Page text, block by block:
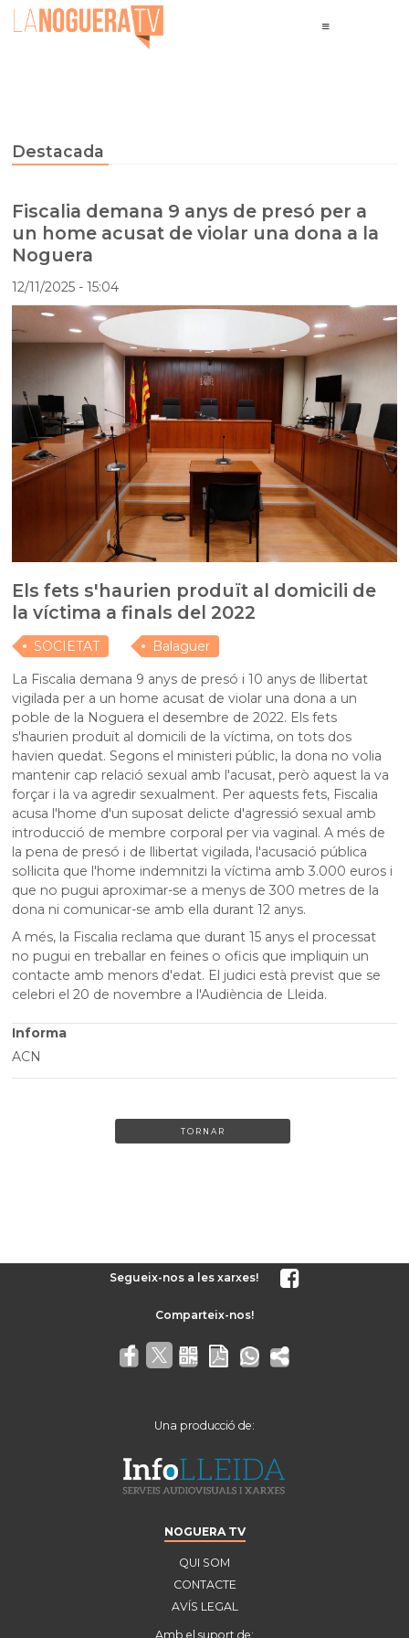
Destacada
Fiscalia demana 9 anys de presó per a
un home acusat de violar una dona a la
Noguera
12/11/2025- 15:04
Els fets s'haurien produït al domicili de
la víctima a finals del 2022
SOCIETAT
Balaguer
La Fiscalia demana 9 anys de presó i 10 anys de llibertat
vigilada per a un home acusat de violar una dona a un
poble de la Noguera el desembre de 2022. Els fets
s'haurien produït al domicili de la víctima, on tots dos
havien quedat. Segons el ministeri públic, la dona no volia
mantenir cap relació sexual amb l'acusat, però aquest la va
forçar i la va agredir sexualment. Per aquests fets, Fiscalia
acusa l'home d'un suposat delicte d'agressió sexual amb
introducció de membre corporal per via vaginal. A més de
la pena de presó i de llibertat vigilada, l'acusació pública
sol·licita que l'home indemnitzi la víctima amb 3.000 euros i
que no pugui aproximar-se a menys de 300 metres de la
dona ni comunicar-se amb ella durant 12 anys.
A més, la Fiscalia reclama que durant 15 anys el processat
no pugui en treballar en feines o oficis que impliquin un
contacte amb menors d'edat. El judici està previst que se
celebri el 20 de novembre a l'Audiència de Lleida.
Informa
ACN
TORNAR
Segueix-nos a les xarxes!
Una producció de:
NOGUERA TV
QUI SOM
CONTACTE
AVÍS LEGAL
Amb el suport de: